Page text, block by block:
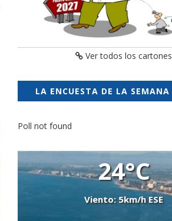
Ver todos los cartones
LA ENCUESTA DE LA SEMANA
Poll not found
24°C
Viento: 5km/h ESE